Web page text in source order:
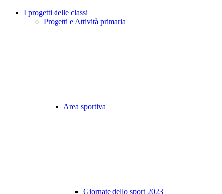
I progetti delle classi
Progetti e Attività primaria
Area sportiva
Giornate dello sport 2023